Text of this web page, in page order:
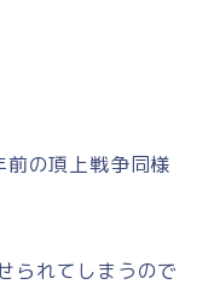
の頂上戦争同様
られてしまうので